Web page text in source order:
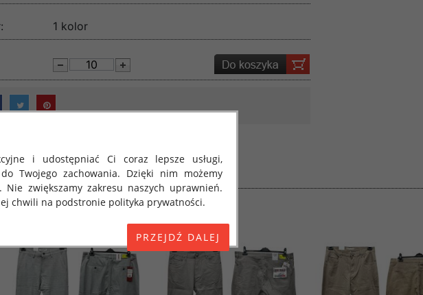
1 kolor
i udostępniać Ci coraz lepsze usługi,
Twojego zachowania. Dzięki nim możemy
zwiększamy zakresu naszych uprawnień.
chwili na podstronie polityka prywatności.
i Rady (UE) 2016/679 z dnia 27
danych osobowych i w sprawie
46/WE (określane jako "RODO", "ORODO",
z tym chcielibyśmy poinformować Cię o
się to po dniu 25 maja 2018 roku. Poniżej